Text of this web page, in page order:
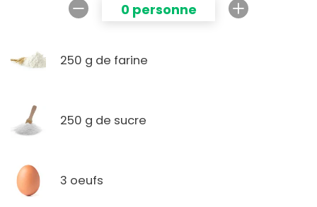
0 personne
250 g de farine
250 g de sucre
3 oeufs